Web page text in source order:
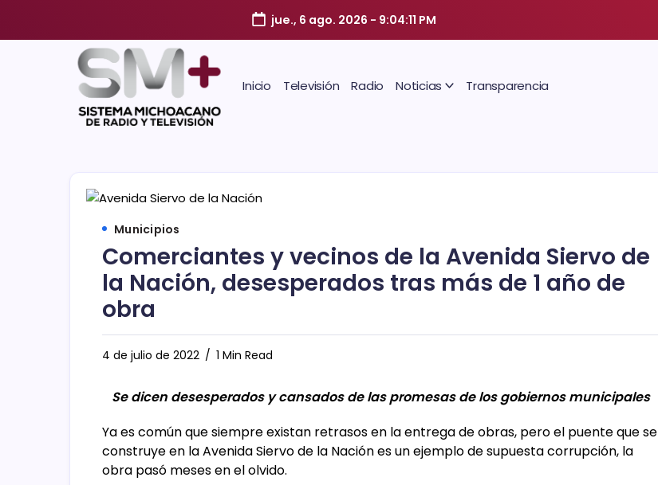
jue., 6 ago. 2026 - 9:04:11 PM
Inicio Televisión Radio Noticias Transparencia
Municipios
Comerciantes y vecinos de la Avenida Siervo de
la Nación, desesperados tras más de 1 año de
obra
4 de julio de 2022 1 Min Read
Se dicen desesperados y cansados de las promesas de los gobiernos municipales
Ya es común que siempre existan retrasos en la entrega de obras, pero el puente que se
construye en la Avenida Siervo de la Nación es un ejemplo de supuesta corrupción, la
obra pasó meses en el olvido.